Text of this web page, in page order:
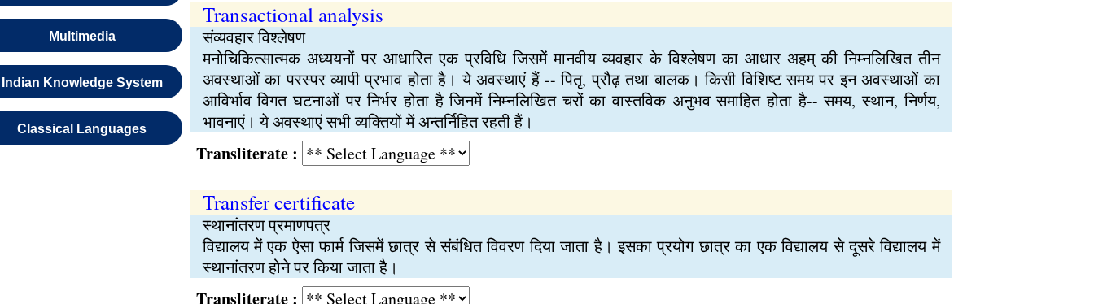
Multimedia
Indian Knowledge System
Classical Languages
Transactional analysis
संव्यवहार विश्लेषण
मनोचिकित्सात्मक अध्ययनों पर आधारित एक प्रविधि जिसमें मानवीय व्यवहार के विश्लेषण का आधार अहम् की निम्नलिखित तीन
अवस्थाओं का परस्पर व्यापी प्रभाव होता है। ये अवस्थाएं हैं -- पितृ, प्रौढ़ तथा बालक। किसी विशिष्ट समय पर इन अवस्थाओं का
आविर्भाव विगत घटनाओं पर निर्भर होता है जिनमें निम्नलिखित चरों का वास्तविक अनुभव समाहित होता है-- समय, स्थान, निर्णय,
भावनाएं। ये अवस्थाएं सभी व्यक्तियों में अन्तर्निहित रहती हैं।
Transliterate :
Transfer certificate
स्थानांतरण प्रमाणपत्र
विद्यालय में एक ऐसा फार्म जिसमें छात्र से संबंधित विवरण दिया जाता है। इसका प्रयोग छात्र का एक विद्यालय से दूसरे विद्यालय में
स्थानांतरण होने पर किया जाता है।
Transliterate :